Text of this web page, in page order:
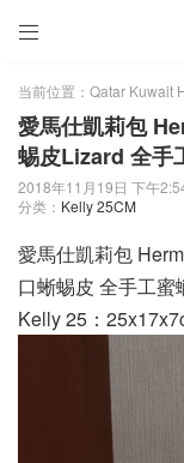

当前位置： Qatar Kuwait
愛馬仕凱莉包
蜴皮Lizard 全手
2018年11月19日 下午
分类： Kelly 25CM
愛馬仕凱莉包
口蜥蜴皮 全手工蜜
Kelly 25：